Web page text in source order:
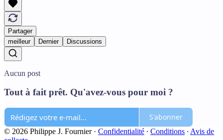
Partager
meilleur
Dernier Discussions
Aucun post
Tout à fait prêt. Qu'avez-vous pour moi ?
S'abonner
© 2026 Philippe J. Fournier· Confidentialité ∙ Conditions ∙ Avis de